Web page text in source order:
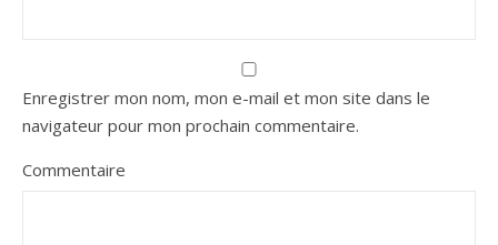
Enregistrer mon nom, mon e-mail et mon site dans le
navigateur pour mon prochain commentaire.
Commentaire